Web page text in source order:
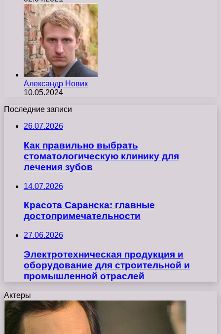
Александр Новик
10.05.2024
Последние записи
26.07.2026
Как правильно выбрать
стоматологическую клинику для
лечения зубов
14.07.2026
Красота Саранска: главные
достопримечательности
27.06.2026
Электротехническая продукция и
оборудование для строительной и
промышленной отраслей
Актеры